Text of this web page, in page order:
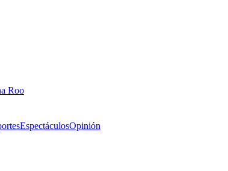
Roo
EspectáculosOpinión